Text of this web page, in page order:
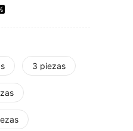
3 piezas